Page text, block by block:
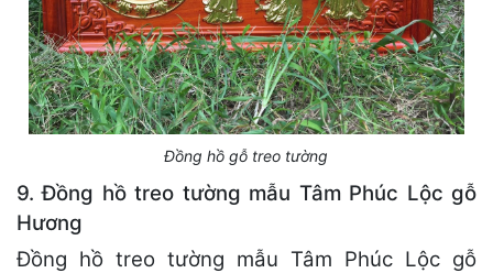
Đồng hồ gỗ treo tường
9. Đồng hồ treo tường mẫu Tâm Phúc Lộc gỗ
Hương
Đồng hồ treo tường mẫu Tâm Phúc Lộc gỗ